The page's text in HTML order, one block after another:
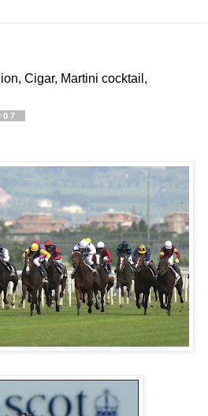
Cigar, Martini cocktail,